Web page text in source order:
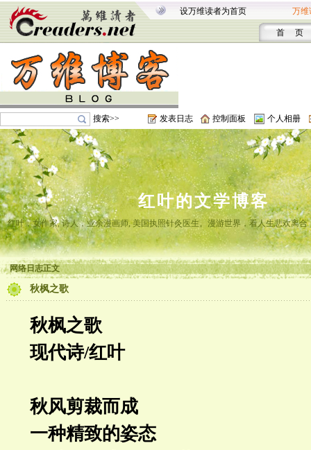
设万维读者为首页 万维
首 页
搜索>> 发表日志 控制面板 个人相册
红叶的文学博客
红叶，女作家, 诗人，业余漫画师, 美国执照针灸医生。漫游世界，看人生悲欢离
网络日志正文
秋枫之歌
秋枫之歌
现代诗/红叶
秋风剪裁而成
一种精致的姿态